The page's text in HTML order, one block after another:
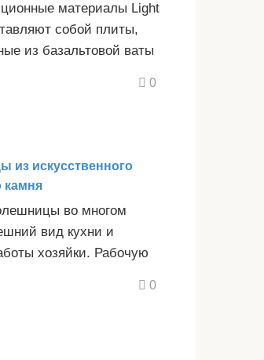
материалы Light
собой плиты,
из базальтовой ваты
0
из искусственного
камня
во многом
вид кухни и
хозяйки. Рабочую
0